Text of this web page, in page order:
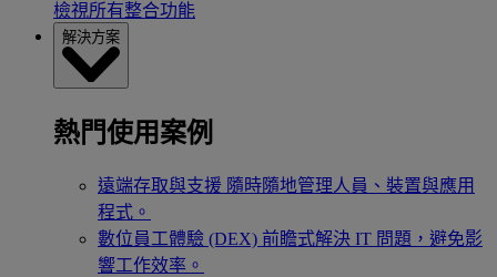
檢視所有整合功能
解決方案
熱門使用案例
遠端存取與支援 隨時隨地管理人員、裝置與應用
程式。
數位員工體驗 (DEX) 前瞻式解決 IT 問題，避免影
響工作效率。